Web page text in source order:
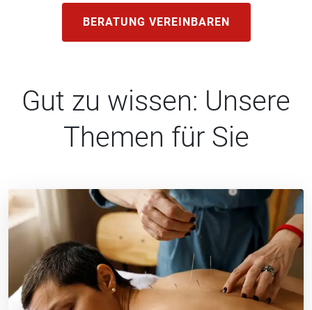
BERATUNG VEREINBAREN
Gut zu wissen: Unsere
Themen für Sie